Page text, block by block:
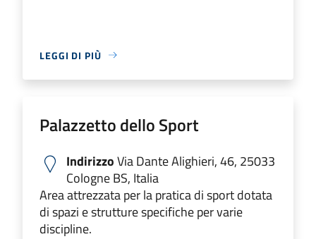
LEGGI DI PIÙ
Palazzetto dello Sport
IndirizzoVia Dante Alighieri, 46, 25033
Cologne BS, Italia
Area attrezzata per la pratica di sport dotata
di spazi e strutture specifiche per varie
discipline.